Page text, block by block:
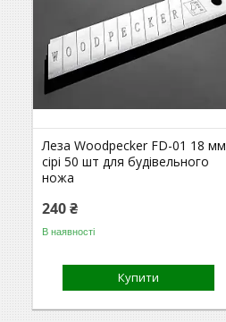
Леза Woodpecker FD-01 18 мм
сірі 50 шт для будівельного
ножа
240 ₴
В наявності
Купити